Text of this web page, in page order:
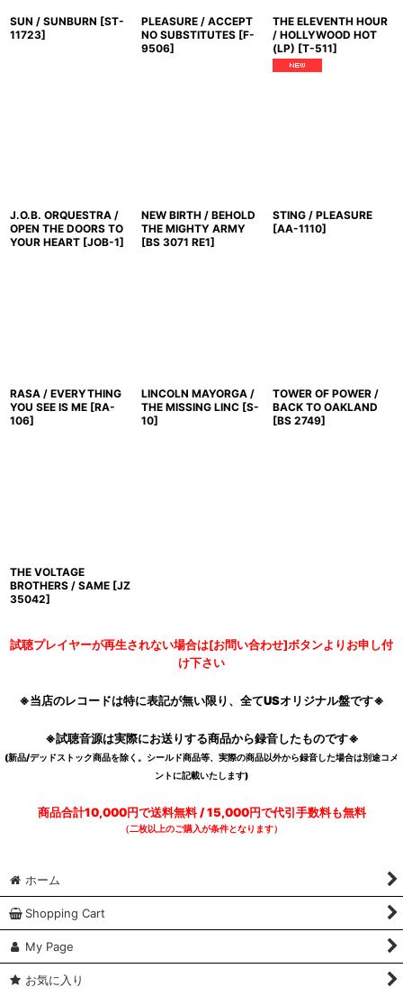
SUN / SUNBURN [ST-
11723]
PLEASURE / ACCEPT
NO SUBSTITUTES [F-
9506]
THE ELEVENTH HOUR
/ HOLLYWOOD HOT
(LP) [T-511]
J.O.B. ORQUESTRA /
OPEN THE DOORS TO
YOUR HEART [JOB-1]
NEW BIRTH / BEHOLD
THE MIGHTY ARMY
[BS 3071 RE1]
STING / PLEASURE
[AA-1110]
RASA / EVERYTHING
YOU SEE IS ME [RA-
106]
LINCOLN MAYORGA /
THE MISSING LINC [S-
10]
TOWER OF POWER /
BACK TO OAKLAND
[BS 2749]
THE VOLTAGE
BROTHERS / SAME [JZ
35042]
試聴プレイヤーが再生されない場合は[お問い合わせ]ボタンよりお申し付
け下さい
※当店のレコードは特に表記が無い限り、全てUSオリジナル盤です※
※試聴音源は実際にお送りする商品から録音したものです※
(新品/デッドストック商品を除く。シールド商品等、実際の商品以外から録音した場合は別途コメ
ントに記載いたします)
商品合計10,000円で送料無料 / 15,000円で代引手数料も無料
（二枚以上のご購入が条件となります）
ホーム
Shopping Cart
My Page
お気に入り